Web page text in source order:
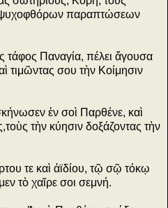
ψυχοφθόρων παραπτώσεων
τάφος Παναγία, πέλει ἄγουσα
τιμῶντας σου τὴν Κοίμησιν
ἐν σοὶ Παρθένε, καὶ
τὴν κύησιν δοξάζοντας τὴν
τε καὶ ἀϊδίου, τῷ σῷ τόκῳ
τὸ χαῖρε σοι σεμνή.